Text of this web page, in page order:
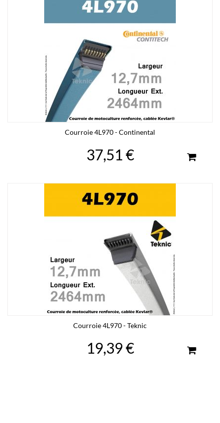
Courroie 4L970 - Continental
37,51 €
Courroie 4L970 - Teknic
19,39 €